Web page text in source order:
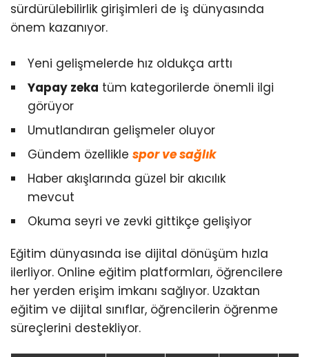
sürdürülebilirlik girişimleri de iş dünyasında
önem kazanıyor.
Yeni gelişmelerde hız oldukça arttı
Yapay zeka tüm kategorilerde önemli ilgi
görüyor
Umutlandıran gelişmeler oluyor
Gündem özellikle spor ve sağlık
Haber akışlarında güzel bir akıcılık
mevcut
Okuma seyri ve zevki gittikçe gelişiyor
Eğitim dünyasında ise dijital dönüşüm hızla
ilerliyor. Online eğitim platformları, öğrencilere
her yerden erişim imkanı sağlıyor. Uzaktan
eğitim ve dijital sınıflar, öğrencilerin öğrenme
süreçlerini destekliyor.